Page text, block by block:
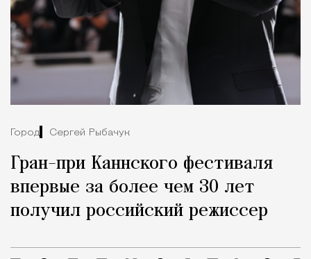
Город Сергей Рыбачук
Гран-при Каннского фестиваля
впервые за более чем 30 лет
получил российский режиссер